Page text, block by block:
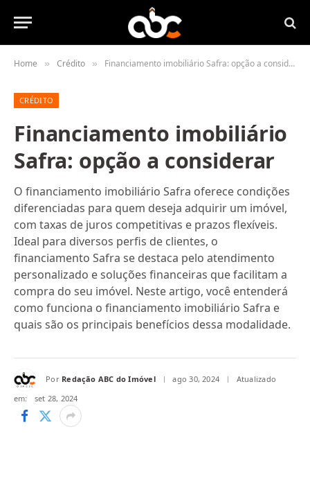
Home » Crédito » Financiamento imobiliário Safra: opção a considerar
CRÉDITO
Financiamento imobiliário
Safra: opção a considerar
O financiamento imobiliário Safra oferece condições
diferenciadas para quem deseja adquirir um imóvel,
com taxas de juros competitivas e prazos flexíveis.
Ideal para diversos perfis de clientes, o
financiamento Safra se destaca pelo atendimento
personalizado e soluções financeiras que facilitam a
compra do seu imóvel. Neste artigo, você entenderá
como funciona o financiamento imobiliário Safra e
quais são os principais benefícios dessa modalidade.
Por Redação ABC do Imóvel ago 30, 2024
Atualizado
em:
set 28, 2024